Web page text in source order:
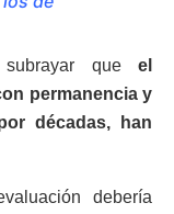
queel
permanencia y
décadas, han
debería